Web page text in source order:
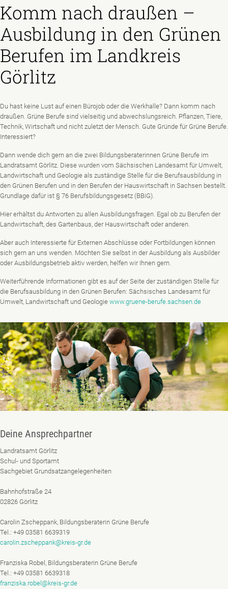
Komm nach draußen –
Ausbildung in den Grünen
Berufen im Landkreis
Görlitz
Du hast keine Lust auf einen Bürojob oder die Werkhalle? Dann komm nach
draußen. Grüne Berufe sind vielseitig und abwechslungsreich. Pflanzen, Tiere,
Technik, Wirtschaft und nicht zuletzt der Mensch. Gute Gründe für Grüne Berufe.
Interessiert?
Dann wende dich gern an die zwei Bildungsberaterinnen Grüne Berufe im
Landratsamt Görlitz. Diese wurden vom Sächsischen Landesamt für Umwelt,
Landwirtschaft und Geologie als zuständige Stelle für die Berufsausbildung in
den Grünen Berufen und in den Berufen der Hauswirtschaft in Sachsen bestellt.
Grundlage dafür ist § 76 Berufsbildungsgesetz (BBiG).
Hier erhältst du Antworten zu allen Ausbildungsfragen. Egal ob zu Berufen der
Landwirtschaft, des Gartenbaus, der Hauswirtschaft oder anderen.
Aber auch Interessierte für Externen Abschlüsse oder Fortbildungen können
sich gern an uns wenden. Möchten Sie selbst in der Ausbildung als Ausbilder
oder Ausbildungsbetrieb aktiv werden, helfen wir Ihnen gern.
Weiterführende Informationen gibt es auf der Seite der zuständigen Stelle für
die Berufsausbildung in den Grünen Berufen: Sächsisches Landesamt für
Umwelt, Landwirtschaft und Geologie www.gruene-berufe.sachsen.de
Deine Ansprechpartner
Landratsamt Görlitz
Schul- und Sportamt
Sachgebiet Grundsatzangelegenheiten
Bahnhofstraße 24
02826 Görlitz
Carolin Zscheppank, Bildungsberaterin Grüne Berufe
Tel.: +49 03581 6639319
carolin.zscheppank@kreis-gr.de
Franziska Robel, Bildungsberaterin Grüne Berufe
Tel.: +49 03581 6639318
franziska.robel@kreis-gr.de